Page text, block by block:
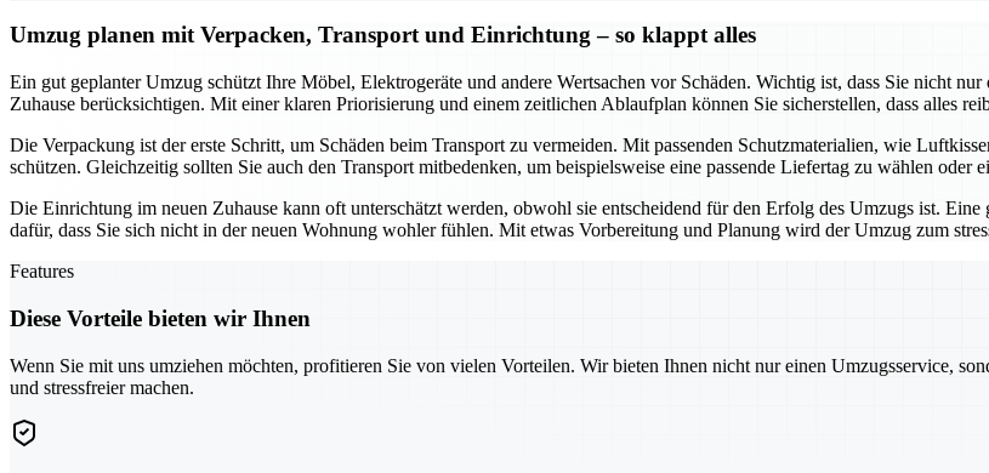
Umzug planen mit Verpacken, Transport und Einrichtung – so klappt alles
Ein gut geplanter Umzug schützt Ihre Möbel, Elektrogeräte und andere Wertsachen vor Schäden. Wichtig ist, dass Sie nicht
Zuhause berücksichtigen. Mit einer klaren Priorisierung und einem zeitlichen Ablaufplan können Sie sicherstellen, dass alles
Die Verpackung ist der erste Schritt, um Schäden beim Transport zu vermeiden. Mit passenden Schutzmaterialien, wie
schützen. Gleichzeitig sollten Sie auch den Transport mitbedenken, um beispielsweise eine passende Liefertag zu wählen oder
Die Einrichtung im neuen Zuhause kann oft unterschätzt werden, obwohl sie entscheidend für den Erfolg des Umzugs ist.
dafür, dass Sie sich nicht in der neuen Wohnung wohler fühlen. Mit etwas Vorbereitung und Planung wird der Umzug zum
Features
Diese Vorteile bieten wir Ihnen
Wenn Sie mit uns umziehen möchten, profitieren Sie von vielen Vorteilen. Wir bieten Ihnen nicht nur einen Umzugsservice,
und stressfreier machen.